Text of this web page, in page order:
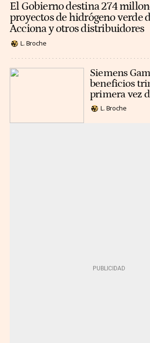
El Gobierno destina 274
proyectos de hidrógeno verde
Acciona y otros distribuidores
L. Broche
Siemens
beneficios
primera vez
L. Broche